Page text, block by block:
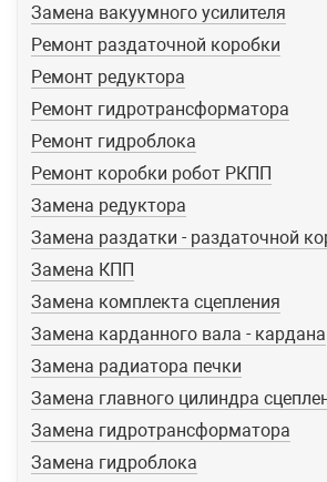
Замена вакуумного усилителя
Ремонт раздаточной коробки
Ремонт редуктора
Ремонт гидротрансформатора
Ремонт гидроблока
Ремонт коробки робот РКПП
Замена редуктора
Замена раздатки - раздаточной
Замена КПП
Замена комплекта сцепления
Замена карданного вала - кардана
Замена радиатора печки
Замена главного цилиндра
Замена гидротрансформатора
Замена гидроблока